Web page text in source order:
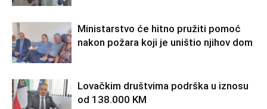
Ministarstvo će hitno pružiti pomoć
nakon požara koji je uništio njihov dom
Lovačkim društvima podrška u iznosu
od 138.000 KM